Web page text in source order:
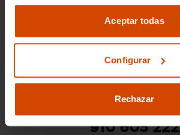
Aceptar todas
Configurar
Rechazar
Ir a gestión de venta
910 605 222